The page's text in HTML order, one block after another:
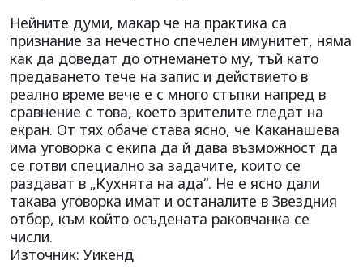
Нейните думи, макар че на практика са
признание за нечестно спечелен имунитет, няма
как да доведат до отнемането му, тъй като
предаването тече на запис и действието в
реално време вече е с много стъпки напред в
сравнение с това, което зрителите гледат на
екран. От тях обаче става ясно, че Каканашева
има уговорка с екипа да й дава възможност да
се готви специално за задачите, които се
раздават в „Кухнята на ада“. Не е ясно дали
такава уговорка имат и останалите в Звездния
отбор, към който осъдената раковчанка се
числи.
Източник: Уикенд